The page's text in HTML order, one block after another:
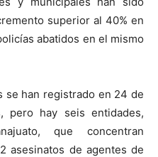
superior al 40% en
abatidos en el mismo
se han registrado en 24 de
pero hay seis entidades,
que concentran
asesinatos de agentes de